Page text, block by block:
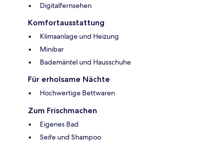
Digitalfernsehen
Komfortausstattung
Klimaanlage und Heizung
Minibar
Bademäntel und Hausschuhe
Für erholsame Nächte
Hochwertige Bettwaren
Zum Frischmachen
Eigenes Bad
Seife und Shampoo